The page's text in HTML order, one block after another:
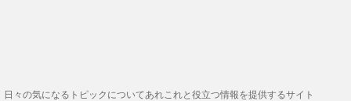
日々の気になるトピックについてあれこれと役立つ情報を提供するサイト